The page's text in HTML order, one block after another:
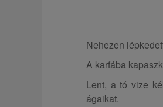
Nehezen
A karfába
Lent, a tó vize
ágaikat.